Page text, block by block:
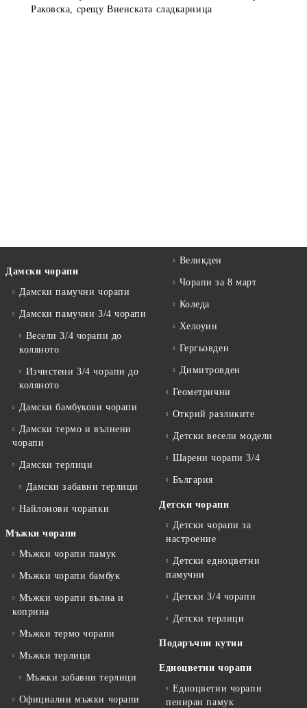
Раковска, срещу Виенската сладкарница
Дамски чорапи
Дамски памучни чорапи
Дамски памучни 3/4 чорапи
Весели 3/4 чорапи до
коляното
Изчистени 3/4 чорапи до
коляното
Дамски бамбукови чорапи
Дамски термо и вълнени
чорапи
Дамски терлици
Дамски забавни терлици
Найлонови чорапки
Мъжки чорапи
Мъжки чорапи памук
Мъжки чорапи бамбук
Мъжки чорапи вълна и
коприна
Мъжки термо чорапи
Мъжки терлици
Мъжки забавни терлици
Официални мъжки чорапи
Великден
Чорапи за 8 март
Коледа
Хелоуин
Гергьовден
Димитровден
Геометрични
Открий разликите
Детски весели модели
Шарени чорапи 3/4
България
Детски чорапи
Детски чорапи за
настроение
Детски едноцветни
памучни
Детски 3/4 чорапи
Детски терлици
Подаръчни кутии
Едноцветни чорапи
Едноцветни чорапи
пениран памук